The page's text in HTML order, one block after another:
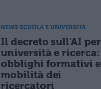
NEWS SCUOLA E UNIVERSITÀ
Il decreto sull'AI per
università e ricerca:
obblighi formativi e
mobilità dei
ricercatori